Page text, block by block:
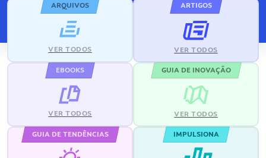
ARQUIVOS
VER TODOS
ARTIGOS
VER TODOS
EBOOKS
VER TODOS
GUIA DE INOVAÇÃO
VER TODOS
GUIA DE TENDÊNCIAS IMPULSIONA